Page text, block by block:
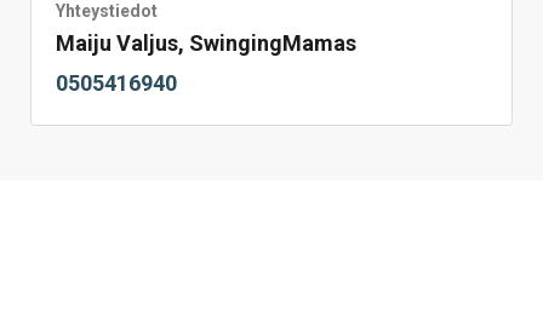
Yhteystiedot
Maiju Valjus, SwingingMamas
0505416940